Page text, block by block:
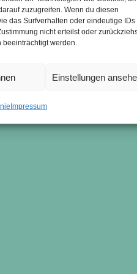
zuzugreifen. Wenn du diesen
das Surfverhalten oder eindeutige IDs
nicht erteilst oder
werden.
Einstellungen
Impressum